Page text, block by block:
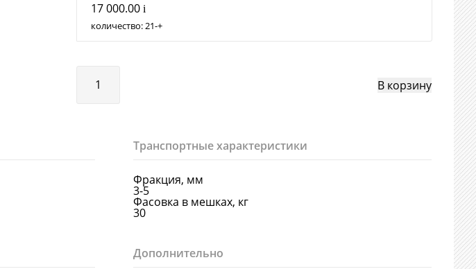
17 000.00 i
количество:21 +
Транспортные характеристики
Фракция, мм
3-5
Фасовка в мешках, кг
30
Дополнительно